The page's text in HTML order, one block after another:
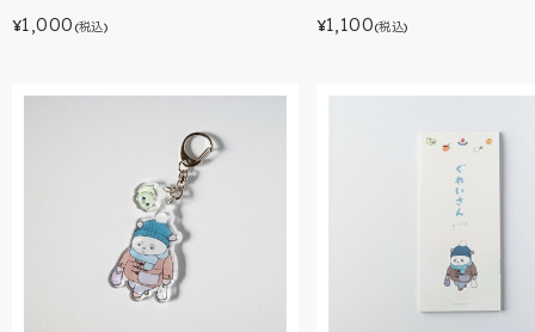
¥1,000 (税込) ¥1,100(税込)